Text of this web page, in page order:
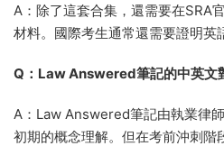
A：除了這套合集，還需要在SRA
材料。國際考生通常還需要證明英
Q：Law Answered筆記的中英文
A：Law Answered筆記由執業律
初期的概念理解。但在考前沖刺階